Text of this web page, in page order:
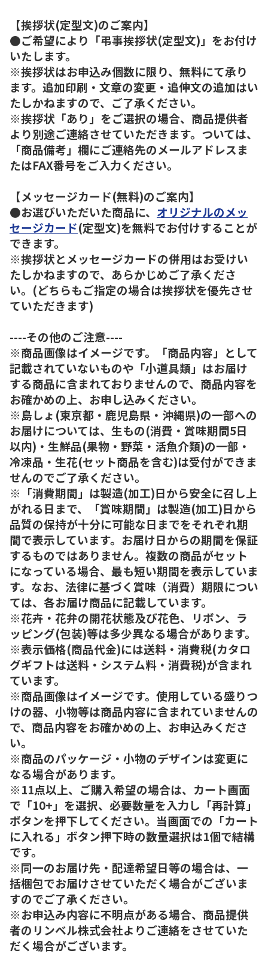
【挨拶状(定型文)のご案内】
●ご希望により「弔事挨拶状(定型文)」をお付け
いたします。
※挨拶状はお申込み個数に限り、無料にて承り
ます。追加印刷・文章の変更・追伸文の追加はい
たしかねますので、ご了承ください。
※挨拶状「あり」をご選択の場合、商品提供者
より別途ご連絡させていただきます。ついては、
「商品備考」欄にご連絡先のメールアドレスま
たはFAX番号をご入力ください。
【メッセージカード(無料)のご案内】
●お選びいただいた商品に、 オリジナルのメッ
セージカード(定型文)を無料でお付けすることが
できます。
※挨拶状とメッセージカードの併用はお受けい
たしかねますので、あらかじめご了承くださ
い。(どちらもご指定の場合は挨拶状を優先させ
ていただきます)
----その他のご注意----
※商品画像はイメージです。「商品内容」として
記載されていないものや「小道具類」はお届け
する商品に含まれておりませんので、商品内容を
お確かめの上、お申し込みください。
※島しょ(東京都・鹿児島県・沖縄県)の一部への
お届けについては、生もの(消費・賞味期間5日
以内)・生鮮品(果物・野菜・活魚介類)の一部・
冷凍品・生花(セット商品を含む)は受付ができま
せんのでご了承ください。
※「消費期間」は製造(加工)日から安全に召し上
がれる日まで、「賞味期間」は製造(加工)日から
品質の保持が十分に可能な日までをそれぞれ期
間で表示しています。お届け日からの期間を保証
するものではありません。複数の商品がセット
になっている場合、最も短い期間を表示していま
す。なお、法律に基づく賞味（消費）期限につい
ては、各お届け商品に記載しています。
※花卉・花弁の開花状態及び花色、リボン、ラ
ッピング(包装)等は多少異なる場合があります。
※表示価格(商品代金)には送料・消費税(カタロ
グギフトは送料・システム料・消費税)が含まれ
ています。
※商品画像はイメージです。使用している盛りつ
けの器、小物等は商品内容に含まれていませんの
で、商品内容をお確かめの上、お申込みくださ
い。
※商品のパッケージ・小物のデザインは変更に
なる場合があります。
※11点以上、ご購入希望の場合は、カート画面
で「10+」を選択、必要数量を入力し「再計算」
ボタンを押下してください。当画面での「カート
に入れる」ボタン押下時の数量選択は1個で結構
です。
※同一のお届け先・配達希望日等の場合は、一
括梱包でお届けさせていただく場合がございま
すのでご了承ください。
※お申込み内容に不明点がある場合、商品提供
者のリンベル株式会社よりご連絡をさせていた
だく場合がございます。